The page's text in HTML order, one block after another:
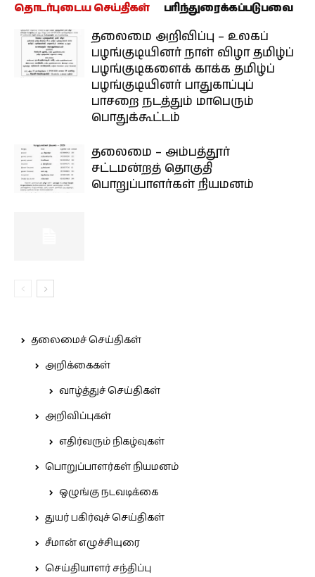
தொடர்புடைய செய்திகள் பரிந்துரைக்கப்படுபவை
தலைமை அறிவிப்பு – உலகப்
பழங்குடியினர் நாள் விழா தமிழ்ப்
பழங்குடிகளைக் காக்க தமிழ்ப்
பழங்குடியினர் பாதுகாப்புப்
பாசறை நடத்தும் மாபெரும்
பொதுக்கூட்டம்
தலைமை – அம்பத்தூர்
சட்டமன்றத் தொகுதி
பொறுப்பாளர்கள் நியமனம்
தலைமைச் செய்திகள்
அறிக்கைகள்
வாழ்த்துச் செய்திகள்
அறிவிப்புகள்
எதிர்வரும் நிகழ்வுகள்
பொறுப்பாளர்கள் நியமனம்
ஒழுங்கு நடவடிக்கை
துயர் பகிர்வுச் செய்திகள்
சீமான் எழுச்சியுரை
செய்தியாளர் சந்திப்பு